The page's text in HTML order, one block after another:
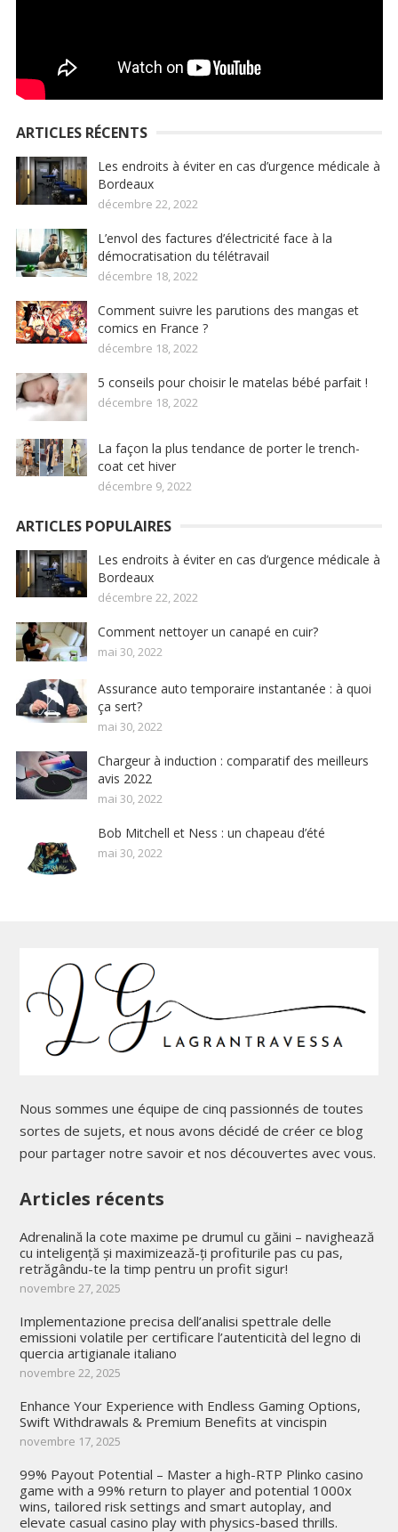
ARTICLES RÉCENTS
Les endroits à éviter en cas d’urgence médicale à
Bordeaux
décembre 22, 2022
L’envol des factures d’électricité face à la
démocratisation du télétravail
décembre 18, 2022
Comment suivre les parutions des mangas et
comics en France ?
décembre 18, 2022
5 conseils pour choisir le matelas bébé parfait !
décembre 18, 2022
La façon la plus tendance de porter le trench-
coat cet hiver
décembre 9, 2022
ARTICLES POPULAIRES
Les endroits à éviter en cas d’urgence médicale à
Bordeaux
décembre 22, 2022
Comment nettoyer un canapé en cuir?
mai 30, 2022
Assurance auto temporaire instantanée : à quoi
ça sert?
mai 30, 2022
Chargeur à induction : comparatif des meilleurs
avis 2022
mai 30, 2022
Bob Mitchell et Ness : un chapeau d’été
mai 30, 2022
Nous sommes une équipe de cinq passionnés de toutes
sortes de sujets, et nous avons décidé de créer ce blog
pour partager notre savoir et nos découvertes avec vous.
Articles récents
Adrenalină la cote maxime pe drumul cu găini – navighează
cu inteligență și maximizează-ți profiturile pas cu pas,
retrăgându-te la timp pentru un profit sigur!
novembre 27, 2025
Implementazione precisa dell’analisi spettrale delle
emissioni volatile per certificare l’autenticità del legno di
quercia artigianale italiano
novembre 22, 2025
Enhance Your Experience with Endless Gaming Options,
Swift Withdrawals & Premium Benefits at vincispin
novembre 17, 2025
99% Payout Potential – Master a high-RTP Plinko casino
game with a 99% return to player and potential 1000x
wins, tailored risk settings and smart autoplay, and
elevate casual casino play with physics-based thrills.